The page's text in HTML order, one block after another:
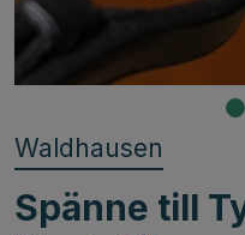
Waldhausen
Spänne till